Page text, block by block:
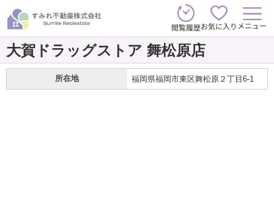
閲覧履歴お気に入り メニュー
大賀ドラッグストア 舞松原店
所在地 福岡県福岡市東区舞松原２丁目6-1